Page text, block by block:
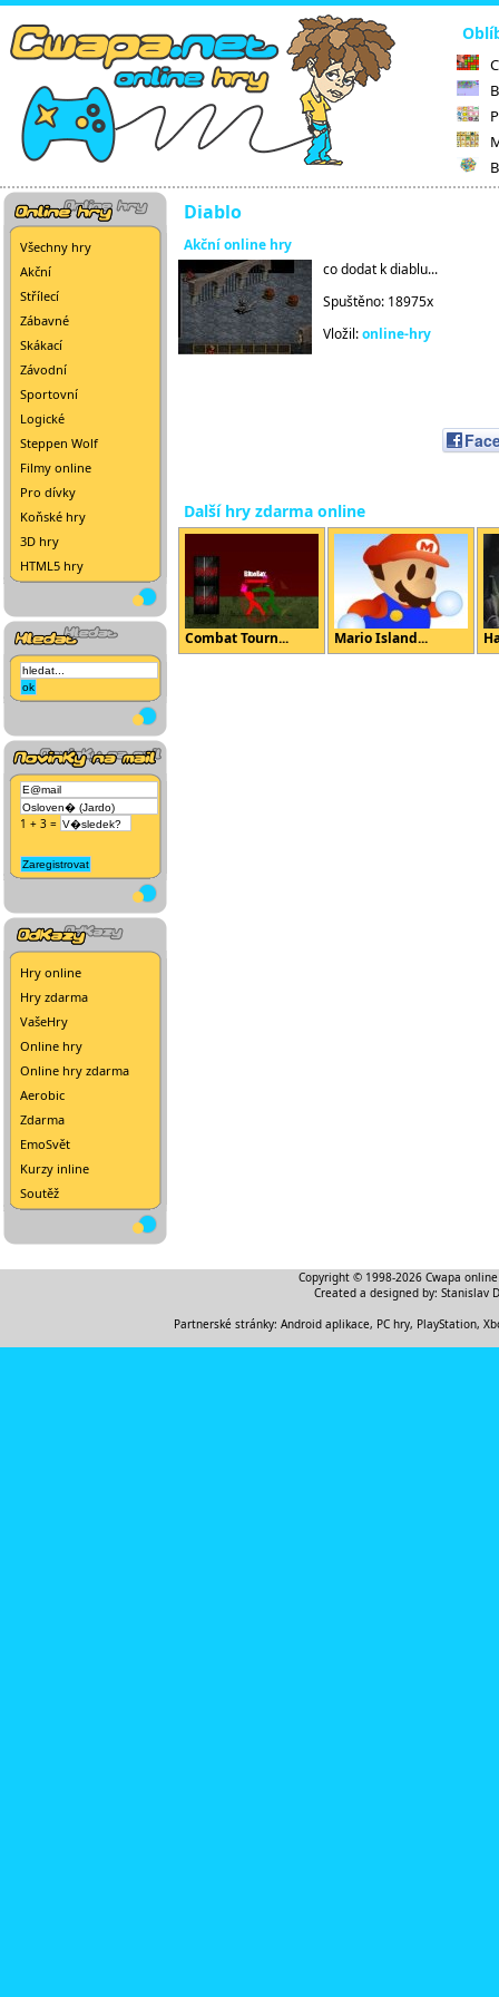
Všechny hry
Akční
Střílecí
Zábavné
Skákací
Závodní
Sportovní
Logické
Steppen Wolf
Filmy online
Pro dívky
Koňské hry
3D hry
HTML5 hry
1 + 3 =
Hry online
Hry zdarma
VašeHry
Online hry
Online hry zdarma
Aerobic
Zdarma
EmoSvět
Kurzy inline
Soutěž
Diablo
Akční online hry
co dodat k diablu...
Spuštěno: 18975x
Vložil:online-hry
Další hry zdarma online
Combat Tourn... Mario Island...
Copyright © 1998-2026 Cwapa
Created a designed by: Stanislav
Partnerské stránky: Android aplikace, PC hry, PlayStation,